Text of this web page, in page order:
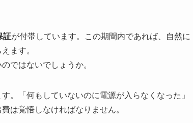
証が付帯しています。この期間内であれば、自然に
ます。
ではないでしょうか。
。「何もしていないのに電源が入らなくなった」
は覚悟しなければなりません。